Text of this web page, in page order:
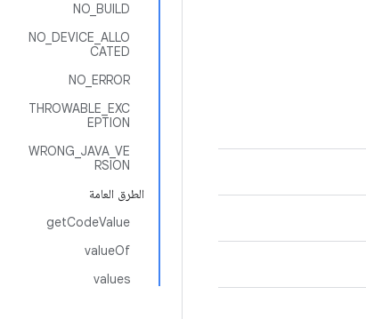
NO_BUILD
NO_DEVICE_ALLO
CATED
NO_ERROR
THROWABLE_EXC
EPTION
WRONG_JAVA_VE
RSION
الطرق العامة
getCodeValue
valueOf
values